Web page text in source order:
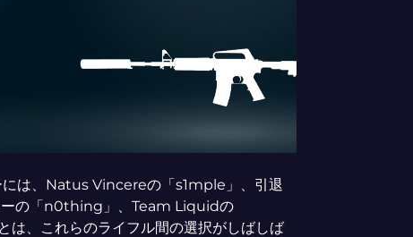
は、Natus Vincereの「s1mple」、引退
ーの「n0thing」、Team Liquidの
は、これらのライフル間の選択がしばしば